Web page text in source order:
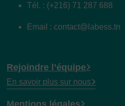
Tél. : (+216) 71 287 688
Email : contact@labess.tn
Rejoindre l’équipe
En savoir plus sur nous
Mentions légales